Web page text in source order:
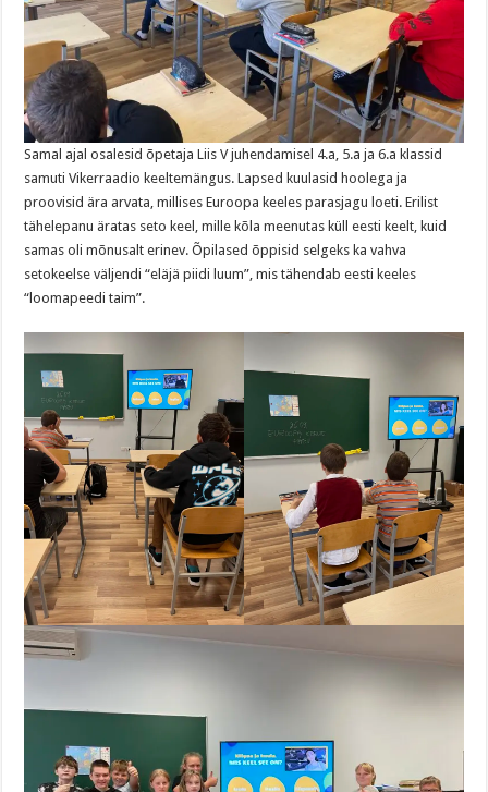
Samal ajal osalesid õpetaja Liis V juhendamisel 4.a, 5.a ja 6.a klassid
samuti Vikerraadio keeltemängus. Lapsed kuulasid hoolega ja
proovisid ära arvata, millises Euroopa keeles parasjagu loeti. Erilist
tähelepanu äratas seto keel, mille kõla meenutas küll eesti keelt, kuid
samas oli mõnusalt erinev. Õpilased õppisid selgeks ka vahva
setokeelse väljendi “eläjä piidi luum”, mis tähendab eesti keeles
“loomapeedi taim”.